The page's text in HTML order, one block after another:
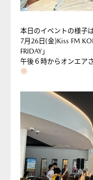
本日のイベントの様子
7月26日(金)Kiss FM
FRIDAY」
午後６時からオンエア